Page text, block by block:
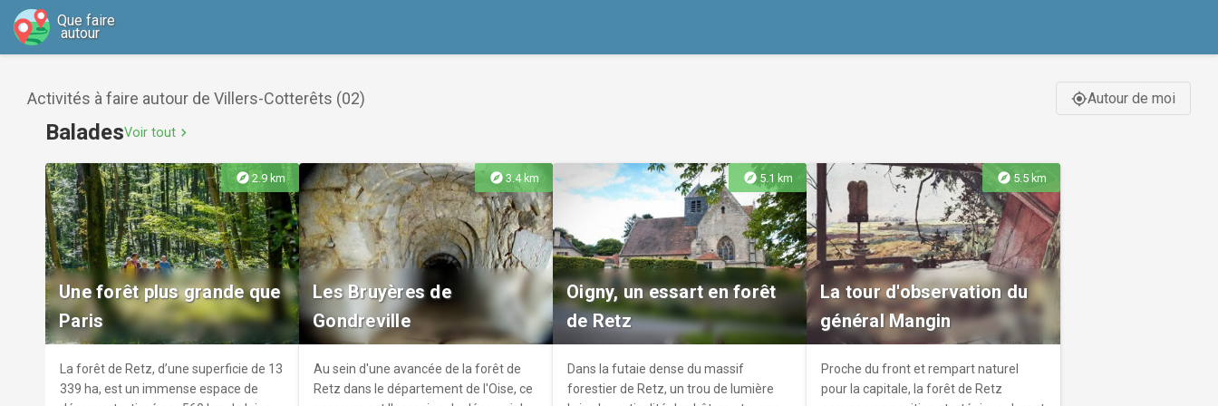
Que faire
autour
Activités à faire autour de Villers-Cotterêts (02) gps_fixedAutour de moi
BaladesVoir tout chevron_right
explore 2.9 km
Une forêt plus grande que
Paris
La forêt de Retz, d’une superficie de 13
339 ha, est un immense espace de
explore3.4 km
Les Bruyères de
Gondreville
Au sein d'une avancée de la forêt de
Retz dans le département de l'Oise, ce
explore 5.1 km
Oigny, un essart en forêt
de Retz
Dans la futaie dense du massif
forestier de Retz, un trou de lumière
explore 5.5 km
La tour d'observation du
général Mangin
Proche du front et rempart naturel
pour la capitale, la forêt de Retz